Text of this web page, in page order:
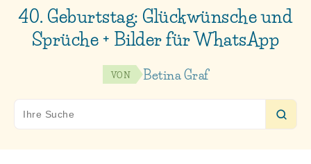
40. Geburtstag: Glückwünsche und
Sprüche + Bilder für WhatsApp
VON Betina Graf
for: